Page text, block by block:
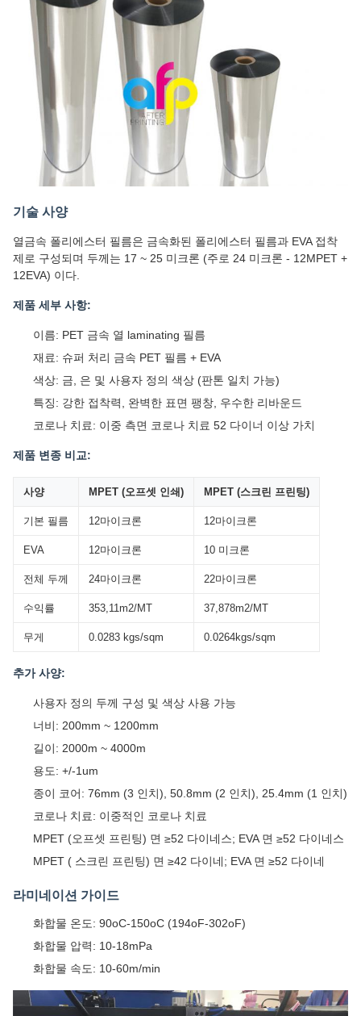
기술 사양
열금속 폴리에스터 필름은 금속화된 폴리에스터 필름과 EVA 접착
제로 구성되며 두께는 17 ~ 25 미크론 (주로 24 미크론 - 12MPET +
12EVA) 이다.
제품 세부 사항:
이름: PET 금속 열 laminating 필름
재료: 슈퍼 처리 금속 PET 필름 + EVA
색상: 금, 은 및 사용자 정의 색상 (판톤 일치 가능)
특징: 강한 접착력, 완벽한 표면 팽창, 우수한 리바운드
코로나 치료: 이중 측면 코로나 치료 52 다이너 이상 가치
제품 변종 비교:
사양 MPET (오프셋 인쇄) MPET (스크린 프린팅)
기본 필름 12마이크론 12마이크론
EVA 12마이크론 10 미크론
전체 두께 24마이크론 22마이크론
수익률 353,11m2/MT 37,878m2/MT
무게 0.0283 kgs/sqm 0.0264kgs/sqm
추가 사양:
사용자 정의 두께 구성 및 색상 사용 가능
너비: 200mm ~ 1200mm
길이: 2000m ~ 4000m
용도: +/-1um
종이 코어: 76mm (3 인치), 50.8mm (2 인치), 25.4mm (1 인치)
코로나 치료: 이중적인 코로나 치료
MPET (오프셋 프린팅) 면 ≥52 다이네스; EVA 면 ≥52 다이네스
MPET ( 스크린 프린팅) 면 ≥42 다이네; EVA 면 ≥52 다이네
라미네이션 가이드
화합물 온도: 90oC-150oC (194oF-302oF)
화합물 압력: 10-18mPa
화합물 속도: 10-60m/min